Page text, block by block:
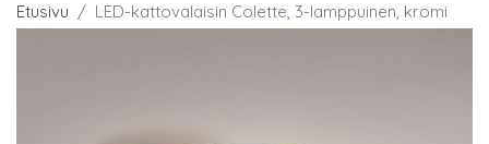
Etusivu LED-kattovalaisin Colette, 3-lamppuinen, kromi